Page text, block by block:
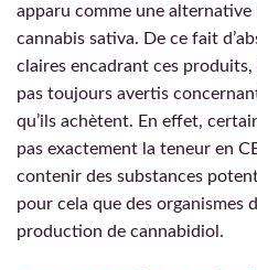
apparu comme une
cannabis sativa. De ce fait
claires encadrant ces
pas toujours avertis
qu’ils achètent. En effet,
pas exactement la teneur en
contenir des substances
pour cela que des organismes
production de cannabidiol.